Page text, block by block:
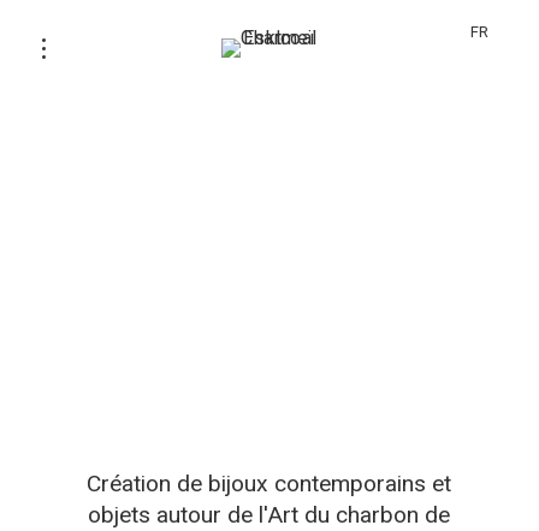
FR
Création de bijoux contemporains et
objets autour de l'Art du charbon de